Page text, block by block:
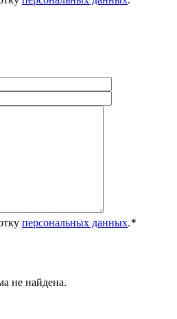
персональных данных.*
не найдена.